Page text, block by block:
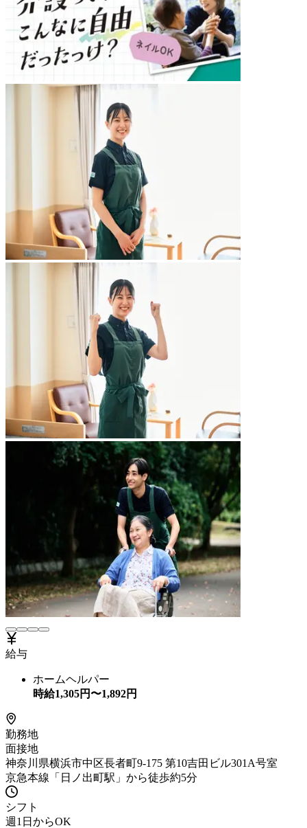
給与
ホームヘルパー
時給1,305円〜1,892円
勤務地
面接地
神奈川県横浜市中区長者町9-175 第10吉田ビル301A号室
京急本線「日ノ出町駅」から徒歩約5分
シフト
週1日からOK